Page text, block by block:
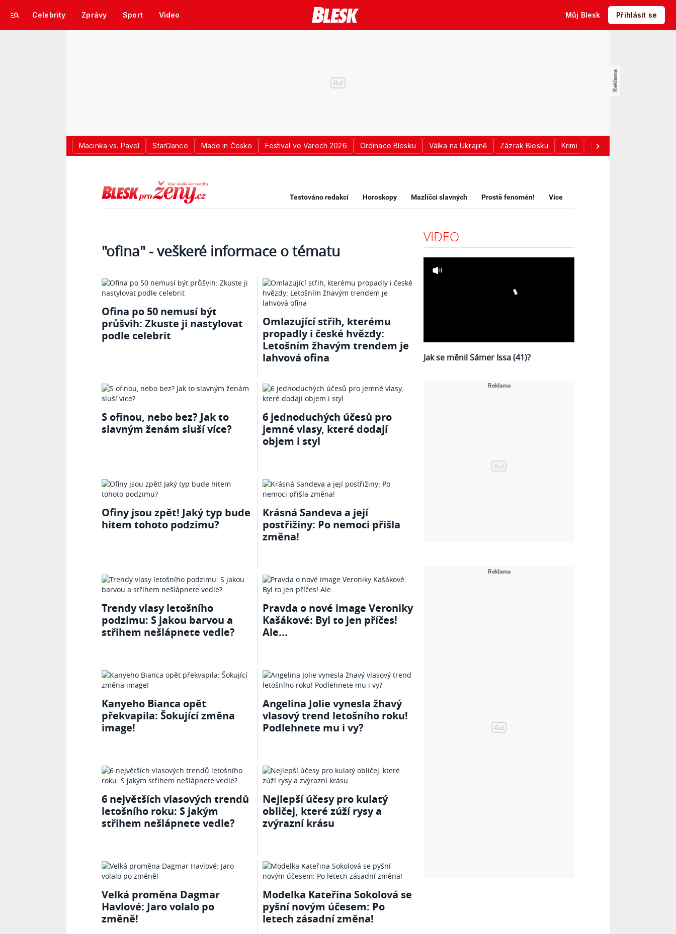
Celebrity Zprávy Sport Video Můj Blesk Přihlásit se
Macinka vs. Pavel StarDance Made in Česko Festival ve Varech 2026 Ordinace Blesku Válka na Ukrajině Zázrak Blesku Krimi Donald Trump
LOGO BLESK PRO ŽENY
Testováno redakcí Horoskopy Mazlíčci slavných Prostě fenomén! Více
"ofina" - veškeré informace o tématu
Ofina po 50 nemusí být
průšvih: Zkuste ji nastylovat
podle celebrit
Omlazující střih, kterému
propadly i české hvězdy:
Letošním žhavým trendem je
lahvová ofina
S ofinou, nebo bez? Jak to
slavným ženám sluší více?
6 jednoduchých účesů pro
jemné vlasy, které dodají
objem i styl
Ofiny jsou zpět! Jaký typ bude
hitem tohoto podzimu?
Krásná Sandeva a její
postřižiny: Po nemoci přišla
změna!
Trendy vlasy letošního
podzimu: S jakou barvou a
střihem nešlápnete vedle?
Pravda o nové image Veroniky
Kašákové: Byl to jen příčes!
Ale...
Kanyeho Bianca opět
překvapila: Šokující změna
image!
Angelina Jolie vynesla žhavý
vlasový trend letošního roku!
Podlehnete mu i vy?
6 největších vlasových trendů
letošního roku: S jakým
střihem nešlápnete vedle?
Nejlepší účesy pro kulatý
obličej, které zúží rysy a
zvýrazní krásu
Velká proměna Dagmar
Havlové: Jaro volalo po
změně!
Modelka Kateřina Sokolová se
pyšní novým účesem: Po
letech zásadní změna!
VIDEO
Jak se měnil Sámer Issa (41)?